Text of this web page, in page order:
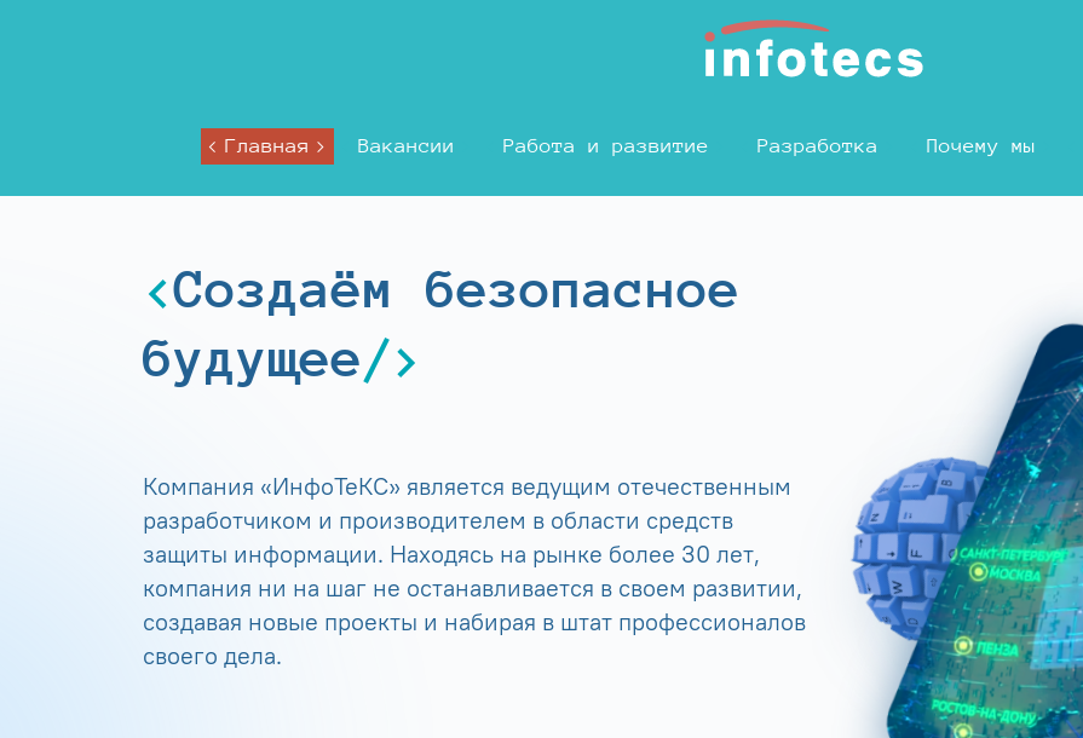
Главная Вакансии Работа и развитие Разработка Почему мы
Создаём безопасное
будущее
Компания «ИнфоТеКС» является ведущим отечественным
разработчиком и производителем в области средств
защиты информации. Находясь на рынке более 30 лет,
компания ни на шаг не останавливается в своем развитии,
создавая новые проекты и набирая в штат профессионалов
своего дела.